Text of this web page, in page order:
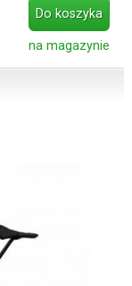
Do koszyka
na magazynie